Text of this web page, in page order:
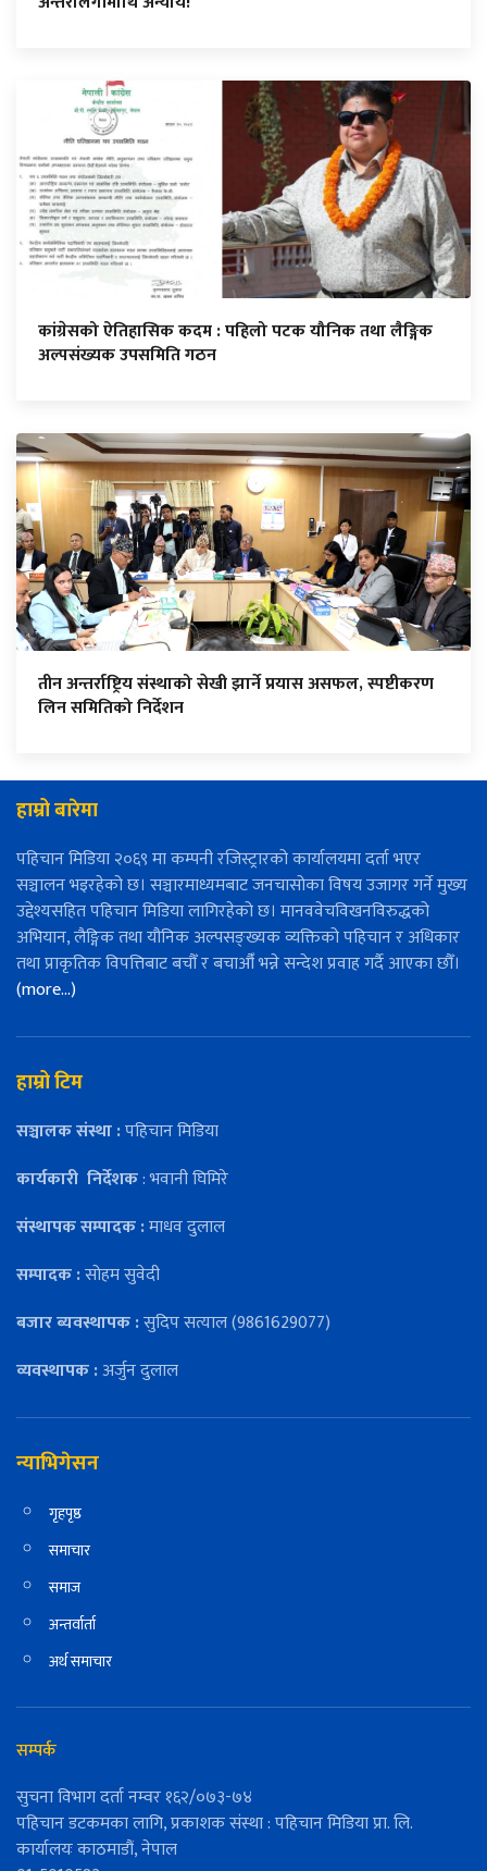
कांग्रेसको ऐतिहासिक कदम : पहिलो पटक यौनिक तथा लैङ्गिक
अल्पसंख्यक उपसमिति गठन
तीन अन्तर्राष्ट्रिय संस्थाको सेखी झार्ने प्रयास असफल, स्पष्टीकरण
लिन समितिको निर्देशन
हाम्रो बारेमा
पहिचान मिडिया २०६९ मा कम्पनी रजिस्ट्रारको कार्यालयमा दर्ता भएर
सञ्चालन भइरहेको छ। सञ्चारमाध्यमबाट जनचासोका विषय उजागर गर्ने मुख्य
उद्देश्यसहित पहिचान मिडिया लागिरहेको छ। मानववेचविखनविरुद्धको
अभियान, लैङ्गिक तथा यौनिक अल्पसङ्ख्यक व्यक्तिको पहिचान र अधिकार
तथा प्राकृतिक विपत्तिबाट बचौँ र बचाऔँ भन्ने सन्देश प्रवाह गर्दै आएका छौँ।
(more…)
हाम्रो टिम
सञ्चालक संस्था :पहिचान मिडिया
कार्यकारी निर्देशक: भवानी घिमिरे
संस्थापक सम्पादक :माधव दुलाल
सम्पादक :सोहम सुवेदी
बजार ब्यवस्थापक :सुदिप सत्याल (9861629077)
व्यवस्थापक :अर्जुन दुलाल
न्याभिगेसन
गृहपृष्ठ
समाचार
समाज
अन्तर्वार्ता
अर्थ समाचार
सम्पर्क
सुचना विभाग दर्ता नम्वर १६२/०७३-७४
पहिचान डटकमका लागि, प्रकाशक संस्था : पहिचान मिडिया प्रा. लि.
कार्यालयः काठमाडौं, नेपाल